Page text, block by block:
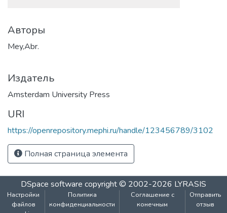
Авторы
Mey,Abr.
Издатель
Amsterdam University Press
URI
https://openrepository.mephi.ru/handle/123456789/3102
Полная страница элемента
DSpace software copyright © 2002-2026 LYRASIS
Настройки
файлов
Политика
конфиденциальности
Соглашение с
конечным
Отправить
отзыв